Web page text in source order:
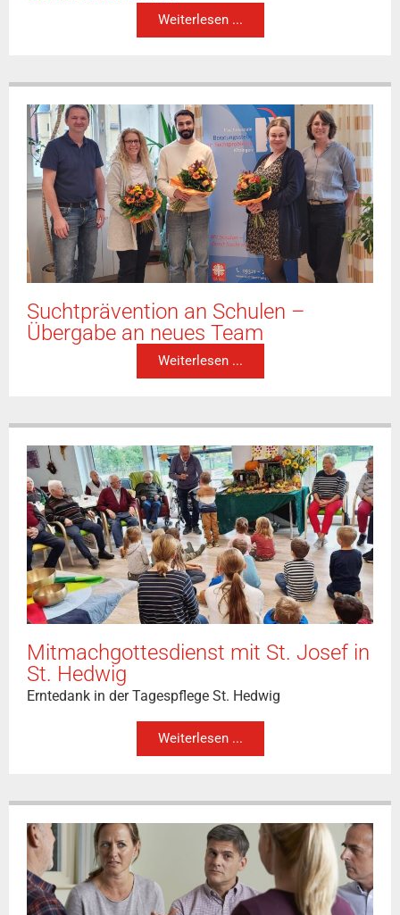
Weiterlesen ...
Suchtprävention an Schulen –
Übergabe an neues Team
Weiterlesen ...
Mitmachgottesdienst mit St. Josef in
St. Hedwig
Erntedank in der Tagespflege St. Hedwig
Weiterlesen ...